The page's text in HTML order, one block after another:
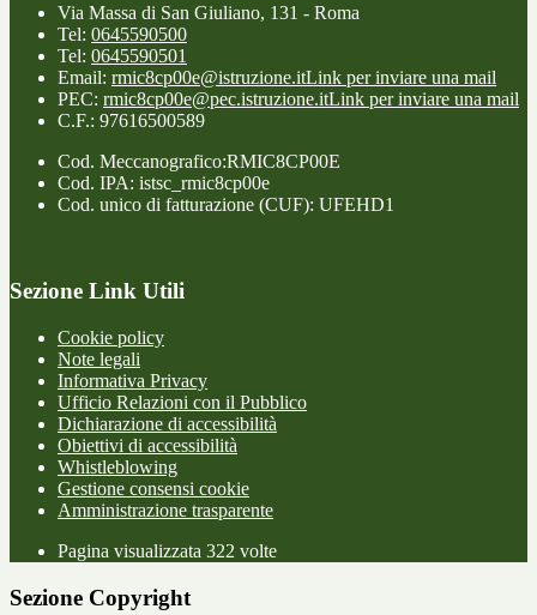
Via Massa di San Giuliano, 131 - Roma
Tel: 0645590500
Tel: 0645590501
Email: rmic8cp00e@istruzione.itLink per inviare una mail
PEC: rmic8cp00e@pec.istruzione.itLink per inviare una mail
C.F.: 97616500589
Cod. Meccanografico:RMIC8CP00E
Cod. IPA: istsc_rmic8cp00e
Cod. unico di fatturazione (CUF): UFEHD1
Sezione Link Utili
Cookie policy
Note legali
Informativa Privacy
Ufficio Relazioni con il Pubblico
Dichiarazione di accessibilità
Obiettivi di accessibilità
Whistleblowing
Gestione consensi cookie
Amministrazione trasparente
Pagina visualizzata 322 volte
Sezione Copyright